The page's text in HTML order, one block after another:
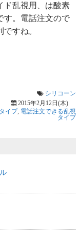
ド乱視用、は酸素
す。電話注文ので
すね。
シリコーン
2015年2月12日(木)
イプ, 電話注文できる乱視
タイプ